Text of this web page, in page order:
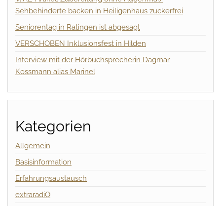
Sehbehinderte backen in Heiligenhaus zuckerfrei
Seniorentag in Ratingen ist abgesagt
VERSCHOBEN Inklusionsfest in Hilden
Interview mit der Hörbuchsprecherin Dagmar
Kossmann alias Marinel
Kategorien
Allgemein
Basisinformation
Erfahrungsaustausch
extraradiO